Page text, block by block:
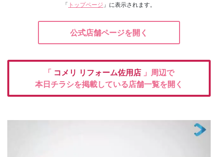
「 トップページ 」に表示されます。
公式店舗ページを開く
「 コメリ リフォーム佐用店 」周辺で
本日チラシを掲載している店舗一覧を開く